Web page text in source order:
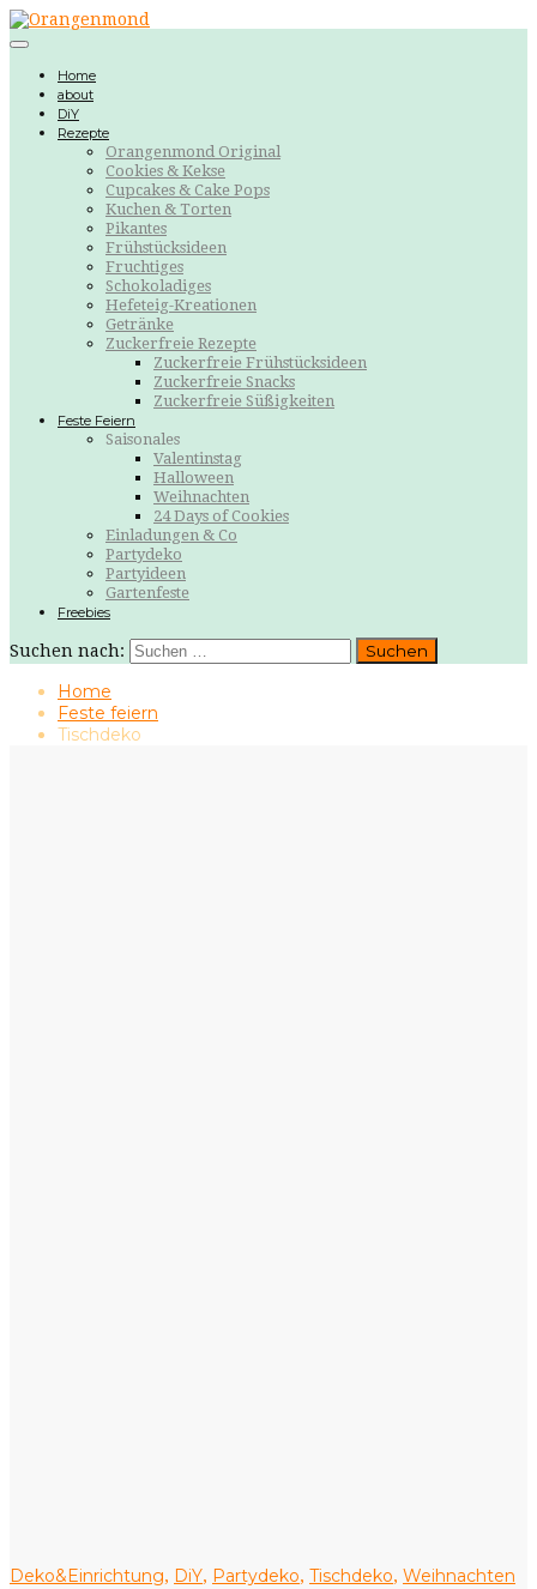
Home
about
DiY
Rezepte
Orangenmond Original
Cookies & Kekse
Cupcakes & Cake Pops
Kuchen & Torten
Pikantes
Frühstücksideen
Fruchtiges
Schokoladiges
Hefeteig-Kreationen
Getränke
Zuckerfreie Rezepte
Zuckerfreie Frühstücksideen
Zuckerfreie Snacks
Zuckerfreie Süßigkeiten
Feste Feiern
Saisonales
Valentinstag
Halloween
Weihnachten
24 Days of Cookies
Einladungen & Co
Partydeko
Partyideen
Gartenfeste
Freebies
Suchen nach:
Home
Feste feiern
Tischdeko
Deko&Einrichtung, DiY, Partydeko, Tischdeko, Weihnachten